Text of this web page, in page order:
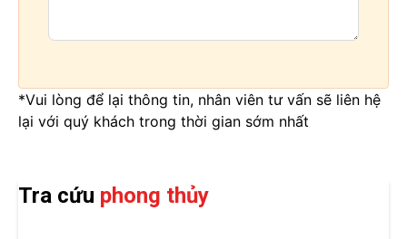
*Vui lòng để lại thông tin, nhân viên tư vấn sẽ liên hệ
lại với quý khách trong thời gian sớm nhất
Tra cứu phong thủy